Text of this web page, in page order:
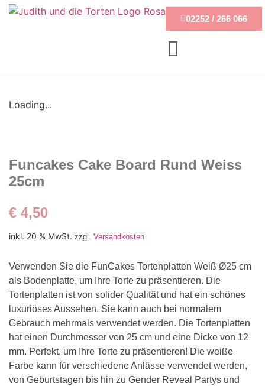
02252 / 266 066
Loading...
Funcakes Cake Board Rund Weiss
25cm
€ 4,50
inkl. 20 % MwSt. zzgl. Versandkosten
Verwenden Sie die FunCakes Tortenplatten Weiß Ø25 cm
als Bodenplatte, um Ihre Torte zu präsentieren. Die
Tortenplatten ist von solider Qualität und hat ein schönes
luxuriöses Aussehen. Sie kann auch bei normalem
Gebrauch mehrmals verwendet werden. Die Tortenplatten
hat einen Durchmesser von 25 cm und eine Dicke von 12
mm. Perfekt, um Ihre Torte zu präsentieren! Die weiße
Farbe kann für verschiedene Anlässe verwendet werden,
von Geburtstagen bis hin zu Gender Reveal Partys und